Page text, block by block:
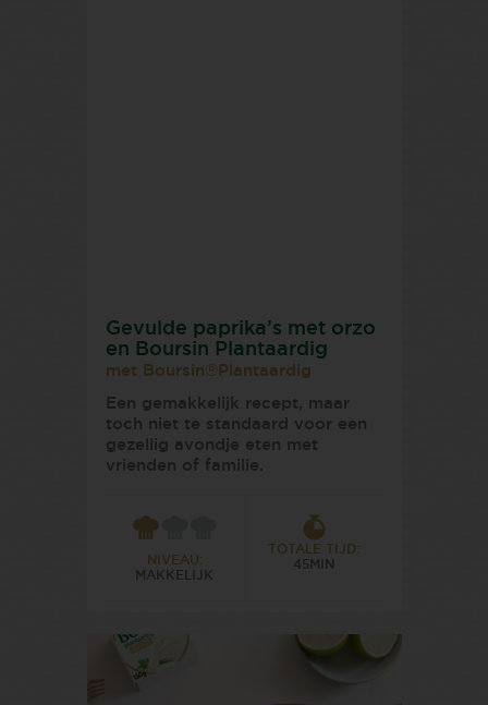
Gevulde paprika’s met orzo
en Boursin Plantaardig
met Boursin®Plantaardig
Een gemakkelijk recept, maar
toch niet te standaard voor een
gezellig avondje eten met
vrienden of familie.
NIVEAU:
MAKKELIJK
TOTALE TIJD:
45MIN